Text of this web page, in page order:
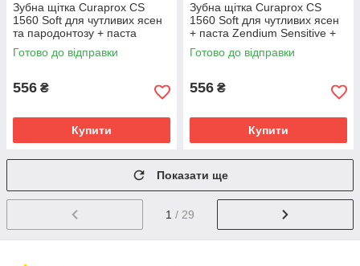
Зубна щітка Curaprox CS
1560 Soft для чутливих ясен
та пародонтозу + паста
Zendium Fresh+White для
відбілювання та свіжого
Готово до відправки
556 ₴
Купити
Зубна щітка Curaprox CS
1560 Soft для чутливих ясен
+ паста Zendium Sensitive +
White відбілювання чутливих
зубів
Готово до відправки
556 ₴
Купити
Показати ще
1 / 29